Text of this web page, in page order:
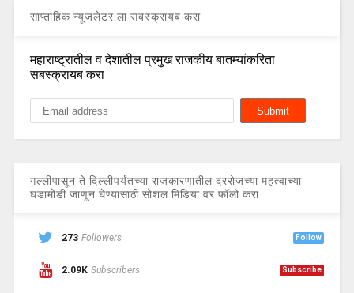
साप्ताहिक न्यूजलेटर ला सबस्क्रायब करा
महाराष्ट्रातील व देशातील प्रमुख राजकीय बातम्यांकरिता
सबस्क्रायब करा
गल्लीपासून ते दिल्लीपर्यंतच्या राजकारणातील दररोजच्या महत्वाच्या
घडामोडी जाणून घेण्यासाठी सोशल मिडिया वर फॉलो करा
273 Followers Follow
2.09K Subscribers Subscribe